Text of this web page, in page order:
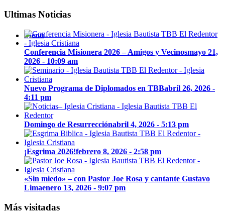
Menú
Ultimas Noticias
Conferencia Misionera 2026 – Amigos y Vecinosmayo 21,
2026 - 10:09 am
Nuevo Programa de Diplomados en TBBabril 26, 2026 -
4:11 pm
Domingo de Resurrecciónabril 4, 2026 - 5:13 pm
¡Esgrima 2026!febrero 8, 2026 - 2:58 pm
«Sin miedo» – con Pastor Joe Rosa y cantante Gustavo
Limaenero 13, 2026 - 9:07 pm
Más visitadas